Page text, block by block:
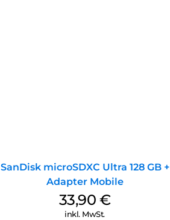
SanDisk microSDXC Ultra 128 GB +
Adapter Mobile
33,90 €
inkl. MwSt.